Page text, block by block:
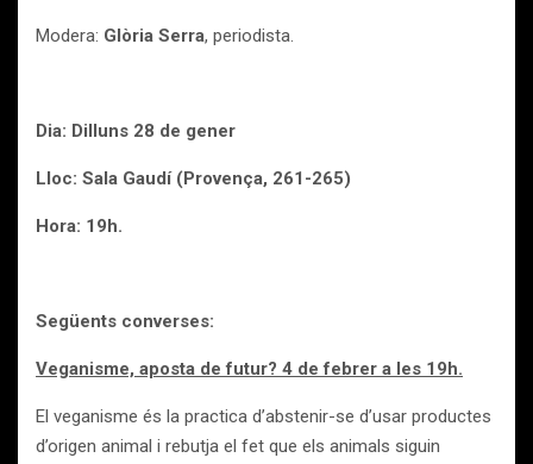
Modera: Glòria Serra, periodista.
Dia: Dilluns 28 de gener
Lloc: Sala Gaudí (Provença, 261-265)
Hora: 19h.
Següents converses:
Veganisme, aposta de futur? 4 de febrer a les 19h.
El veganisme és la practica d’abstenir-se d’usar productes
d’origen animal i rebutja el fet que els animals siguin